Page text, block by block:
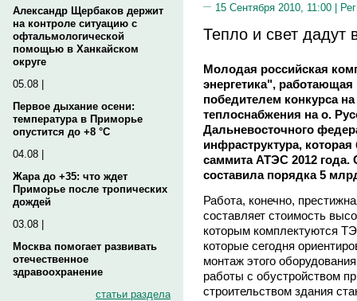
Александр Щербаков держит
на контроле ситуацию с
офтальмологической
помощью в Ханкайском
округе
05.08 |
Первое дыхание осени:
температура в Приморье
опустится до +8 °C
04.08 |
Жара до +35: что ждет
Приморье после тропических
дождей
03.08 |
Москва помогает развивать
отечественное
здравоохранение
статьи раздела
15 Сентября 2010, 11:00 |
Тепло и свет дадут
Молодая российская
энергетика", работающая
победителем конкурса
теплоснабжения на о.
Дальневосточного
инфраструктура,
саммита АТЭС 2012 года.
составила порядка 5
Работа, конечно,
составляет стоимость
которым комплектуются
которые сегодня
монтаж этого
работы с обустройством
строительством здания